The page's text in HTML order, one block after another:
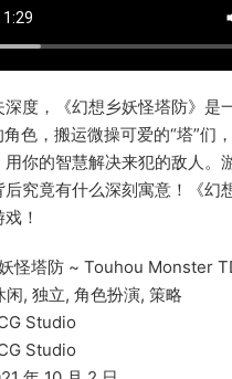
度，《幻想乡妖怪塔防》是
色，搬运微操可爱的“塔”们
你的智慧解决来犯的敌人。
究竟有什么深刻寓意！《幻
！
怪塔防 ~ Touhou Monster
闲, 独立, 角色扮演, 策略
Studio
Studio